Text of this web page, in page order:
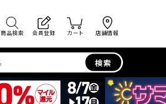
商品検索 会員登録 カート 店舗情報
検索